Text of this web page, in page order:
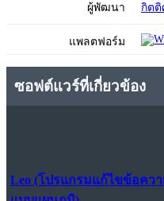
ผู้พัฒนา กิตติ
แพลตฟอร์ม
ซอฟต์แวร์ที่เกี่ยวข้อง
Leo (โปรแกรมแก้ไขข้อคว